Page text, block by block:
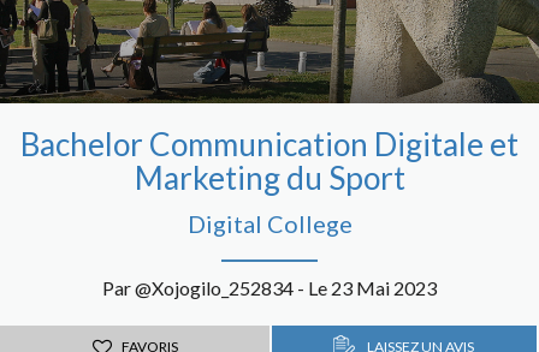
Bachelor Communication Digitale et
Marketing du Sport
Digital College
Par @Xojogilo_252834 - Le 23 Mai 2023
FAVORIS LAISSEZ UN AVIS